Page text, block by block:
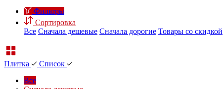
Фильтры
Сортировка
Все Сначала дешевые Сначала дорогие Товары со скидкой
Плитка
Список
Все